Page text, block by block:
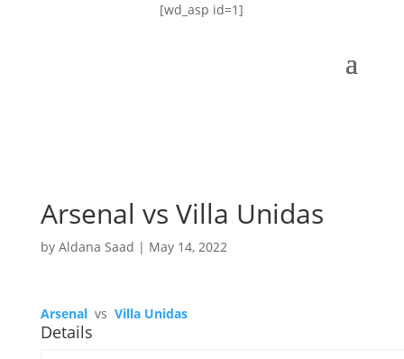
[wd_asp id=1]
Arsenal vs Villa Unidas
by Aldana Saad | May 14, 2022
Arsenal vs Villa Unidas
Details